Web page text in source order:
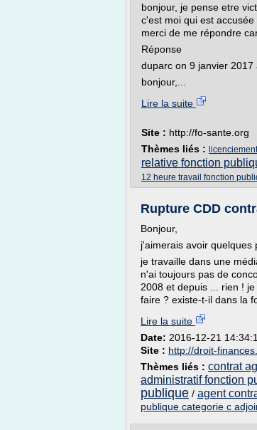
bonjour, je pense etre
c'est moi qui est
merci de me répondre
Réponse
duparc on 9 janvier 2017
bonjour,...
Lire la suite
Site : http://fo-sante.org
Thèmes liés :
relative fonction
12 heure travail fonction
Rupture CDD
Bonjour,
j'aimerais avoir quelques
je travaille dans une
n'ai toujours pas de
2008 et depuis ... rien !
faire ? existe-t-il dans la
Lire la suite
Date: 2016-12-21
Site : http://droit-
Thèmes liés : contrat
administratif fonction
publique / agent
publique categorie c